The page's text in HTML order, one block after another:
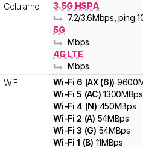
Celularno
3.5G HSPA
7.2/3.6Mbps , ping
5G
Mbps
4G LTE
Mbps
WiFi
Wi-Fi 6 (AX (6)) 9600
Wi-Fi5 (AC) 1300MBps
Wi-Fi 4 (N) 450MBps
Wi-Fi 2 (A) 54MBps
Wi-Fi3 (G) 54MBps
Wi-Fi1 (B) 11MBps